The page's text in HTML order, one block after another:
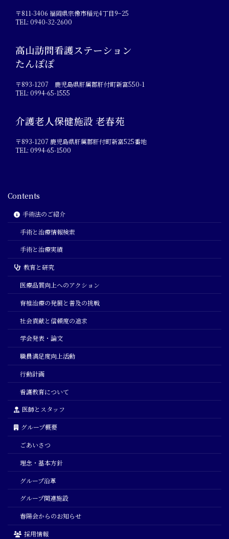
〒811-3406 福岡県宗像市稲元4丁目9−25
TEL: 0940-32-2600
高山訪問看護ステーション
たんぽぽ
〒893-1207 鹿児島県肝属郡肝付町新富550-1
TEL: 0994-65-1555
介護老人保健施設 老春苑
〒893-1207 鹿児島県肝属郡肝付町新富525番地
TEL: 0994-65-1500
Contents
手術法のご紹介
手術と治療情報検索
手術と治療実績
教育と研究
医療品質向上へのアクション
脊椎治療の発展と普及の挑戦
社会貢献と信頼度の追求
学会発表・論文
職員満足度向上活動
行動計画
看護教育について
医師とスタッフ
グループ概要
ごあいさつ
理念・基本方針
グループ沿革
グループ関連施設
春陽会からのお知らせ
採用情報